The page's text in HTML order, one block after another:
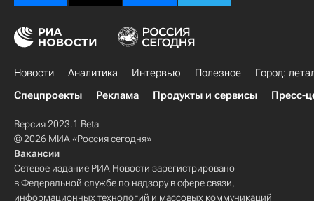
Новости Аналитика Интервью Полезное
Город:
Спецпроекты
Реклама Продукты и сервисы Пресс-
Версия 2023.1 Beta
© 2026 МИА «Россия сегодня»
Вакансии
Сетевое издание РИА Новости зарегистрировано
в Федеральной службе по надзору в сфере связи,
информационных технологий и массовых коммуникаций